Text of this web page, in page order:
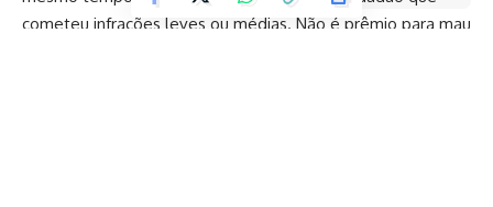
cometeu infrações leves ou médias. Não é prêmio para mau